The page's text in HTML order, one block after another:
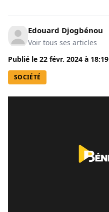
Edouard Djogbénou
Voir tous ses articles
Publié le 22 févr. 2024 à 18:19
SOCIÉTÉ